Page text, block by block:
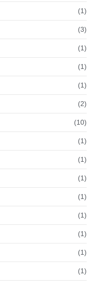
(1)
(3)
(1)
(1)
(1)
(2)
(10)
(1)
(1)
(1)
(1)
(1)
(1)
(1)
(1)